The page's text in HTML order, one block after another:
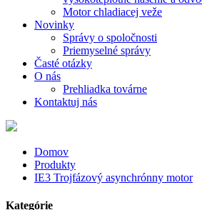
Motor chladiacej veže
Novinky
Správy o spoločnosti
Priemyselné správy
Časté otázky
O nás
Prehliadka továrne
Kontaktuj nás
Domov
Produkty
IE3 Trojfázový asynchrónny motor
Kategórie